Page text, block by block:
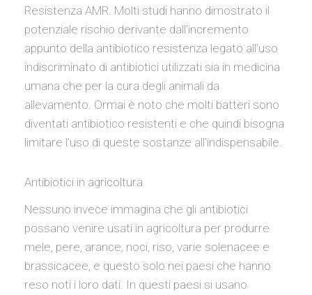
Resistenza AMR. Molti studi hanno dimostrato il
potenziale rischio derivante dall’incremento
appunto della antibiotico resistenza legato all’uso
indiscriminato di antibiotici utilizzati sia in medicina
umana che per la cura degli animali da
allevamento. Ormai è noto che molti batteri sono
diventati antibiotico resistenti e che quindi bisogna
limitare l’uso di queste sostanze all’indispensabile.
Antibiotici in agricoltura
Nessuno invece immagina che gli antibiotici
possano venire usati in agricoltura per produrre
mele, pere, arance, noci, riso, varie solenacee e
brassicacee, e questo solo nei paesi che hanno
reso noti i loro dati. In questi paesi si usano